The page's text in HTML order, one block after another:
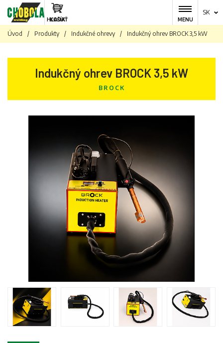
MENU
KOŠÍK
SK
HĽADAŤ
Úvod / Produkty / Indukčné ohrevy / Indukčný ohrev BROCK 3,5 kW
Indukčný ohrev BROCK 3,5 kW
BROCK